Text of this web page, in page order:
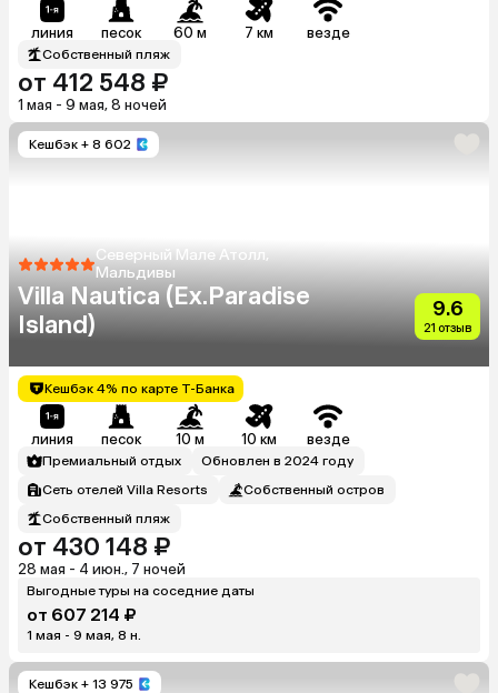
линия песок 60 м 7 км везде
Собственный пляж
от 412 548 ₽
1 мая - 9 мая, 8 ночей
Кешбэк + 8 602
Северный Мале Атолл,
Мальдивы
Villa Nautica (Ex.Paradise
Island)
9.6
21 отзыв
Кешбэк 4% по карте Т-Банка
линия песок 10 м 10 км везде
Премиальный отдых
Обновлен в 2024 году
Сеть отелей Villa Resorts
Собственный остров
Собственный пляж
от 430 148 ₽
28 мая - 4 июн., 7 ночей
Выгодные туры на соседние даты
от 607 214 ₽
1 мая - 9 мая, 8 н.
Кешбэк + 13 975